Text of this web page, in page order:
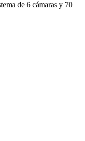
de 6 cámaras y 70